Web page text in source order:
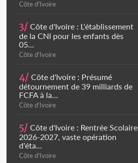
Côte d'Ivoire
3/ Côte d'Ivoire : L'établissement
de la CNI pour les enfants dès
05...
Côte d'Ivoire
4/ Côte d'Ivoire : Présumé
détournement de 39 milliards de
FCFA à la...
Côte d'Ivoire
5/ Côte d'Ivoire : Rentrée Scolaire
2026-2027, vaste opération
d'éta...
Côte d'Ivoire